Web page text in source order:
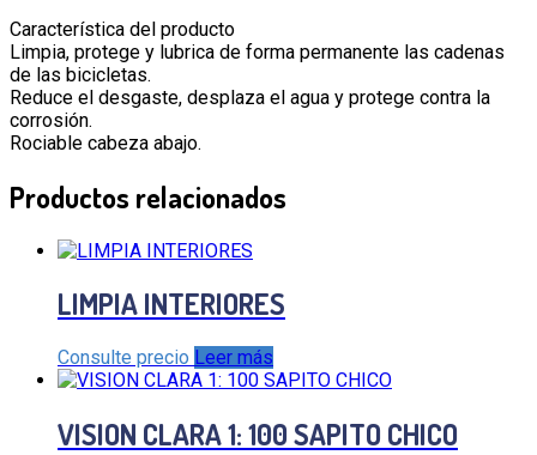
Característica del producto
Limpia, protege y lubrica de forma permanente las cadenas
de las bicicletas.
Reduce el desgaste, desplaza el agua y protege contra la
corrosión.
Rociable cabeza abajo.
Productos relacionados
LIMPIA INTERIORES
Consulte precio Leer más
VISION CLARA 1: 100 SAPITO CHICO